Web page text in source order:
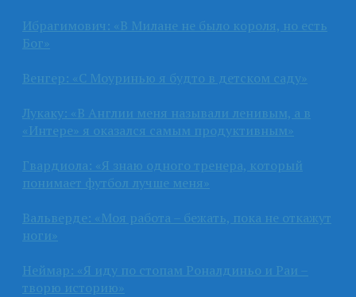
Ибрагимович: «В Милане не было короля, но есть
Бог»
Венгер: «С Моуринью я будто в детском саду»
Лукаку: «В Англии меня называли ленивым, а в
«Интере» я оказался самым продуктивным»
Гвардиола: «Я знаю одного тренера, который
понимает футбол лучше меня»
Вальверде: «Моя работа – бежать, пока не откажут
ноги»
Неймар: «Я иду по стопам Роналдиньо и Раи –
творю историю»